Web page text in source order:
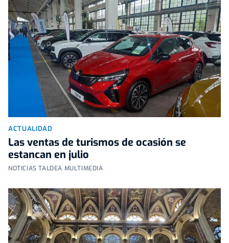
ACTUALIDAD
Las ventas de turismos de ocasión se
estancan en julio
NOTICIAS TALDEA MULTIMEDIA